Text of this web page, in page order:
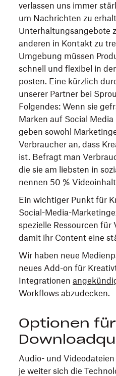
verlassen uns immer
um Nachrichten zu
Unterhaltungsangebote
anderen in Kontakt zu
Umgebung müssen
schnell und flexibel in
posten. Eine kürzlich
unserer Partner bei
Folgendes: Wenn sie
Marken auf Social
geben sowohl
Verbraucher an, dass
ist. Befragt man
die sie am liebsten in
nennen 50 %
Ein wichtiger Punkt für
Social-Media-
spezielle Ressourcen
damit ihr Content eine
Wir haben neue
neues Add-on für
Integrationen
Workflows abzudecken.
Optionen für
Audio- und
je weiter sich die